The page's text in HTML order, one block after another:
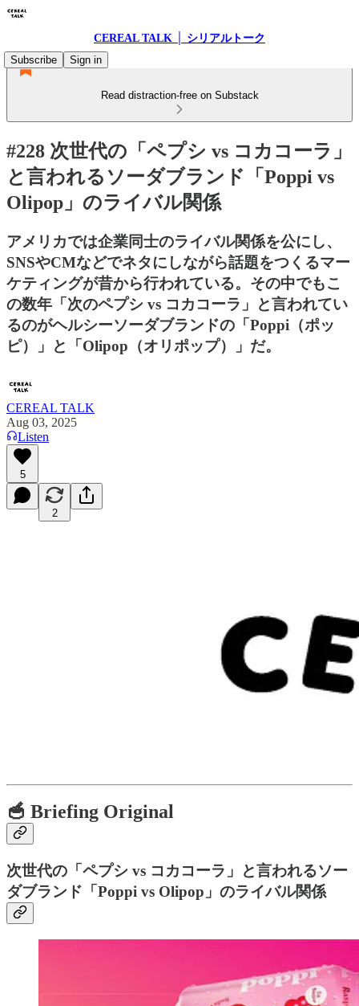
CEREAL TALK │ シリアルトーク
Subscribe
Sign in
Read distraction-free on Substack
#228 次世代の「ペプシ vs コカコーラ」
と言われるソーダブランド「Poppi vs
Olipop」のライバル関係
アメリカでは企業同士のライバル関係を公にし、
SNSやCMなどでネタにしながら話題をつくるマー
ケティングが昔から行われている。その中でもこ
の数年「次のペプシ vs コカコーラ」と言われてい
るのがヘルシーソーダブランドの「Poppi（ポッ
ピ）」と「Olipop（オリポップ）」だ。
CEREAL TALK
Aug 03, 2025
Listen
5
2
🥣 Briefing Original
次世代の「ペプシ vs コカコーラ」と言われるソー
ダブランド「Poppi vs Olipop」のライバル関係